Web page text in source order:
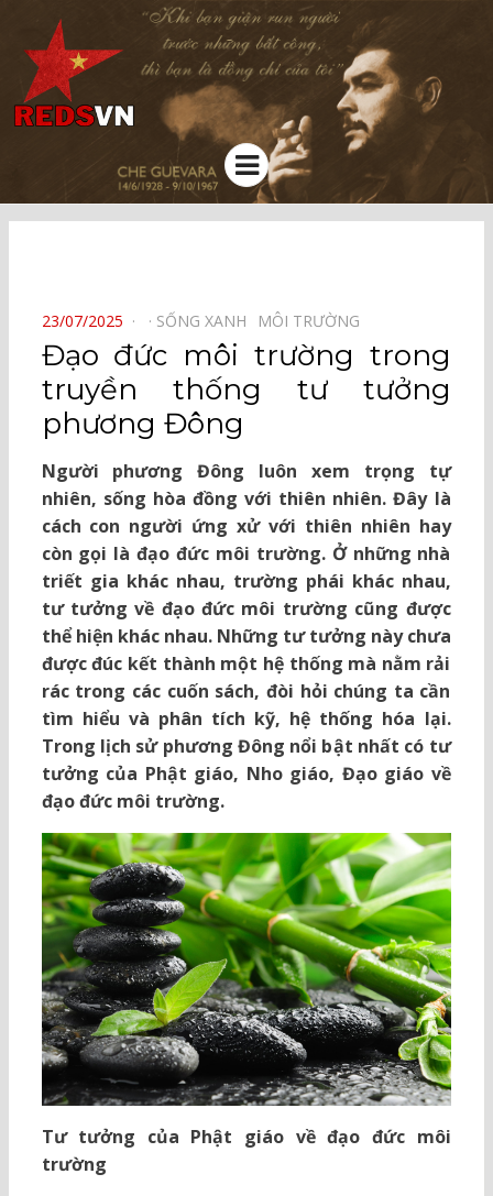
Kênh chia sẻ tri thức cộng đồng
Menu
POSTED
ON
23/07/2025 SỐNG XANH⠀ MÔI TRƯỜNG⠀
Đạo đức môi trường trong
truyền thống tư tưởng
phương Đông
Người phương Đông luôn xem trọng tự
nhiên, sống hòa đồng với thiên nhiên. Đây là
cách con người ứng xử với thiên nhiên hay
còn gọi là đạo đức môi trường. Ở những nhà
triết gia khác nhau, trường phái khác nhau,
tư tưởng về đạo đức môi trường cũng được
thể hiện khác nhau. Những tư tưởng này chưa
được đúc kết thành một hệ thống mà nằm rải
rác trong các cuốn sách, đòi hỏi chúng ta cần
tìm hiểu và phân tích kỹ, hệ thống hóa lại.
Trong lịch sử phương Đông nổi bật nhất có tư
tưởng của Phật giáo, Nho giáo, Đạo giáo về
đạo đức môi trường.
Tư tưởng của Phật giáo về đạo đức môi
trường